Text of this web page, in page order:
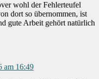
wohl der Fehlerteufel
dort so übernommen, ist
gute Arbeit gehört natürlich
am 16:49